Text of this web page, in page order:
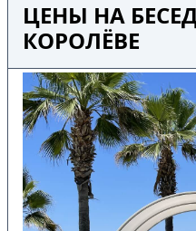
ЦЕНЫ НА
КОРОЛЁВЕ